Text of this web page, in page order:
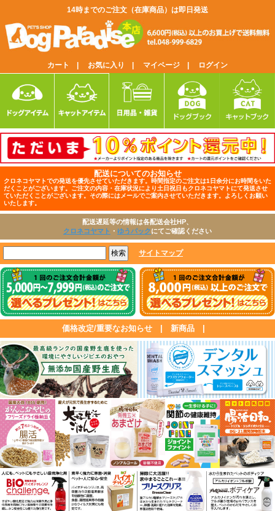
14時までのご注文（在庫商品）は即日発送
カート | お気に入り | マイページ | ログイン
配送についてのお知らせ
クロネコヤマトでの発送を優先させていただきます。時間指定のご注文は1日余分にお時間をいた
だくことがございます。ご注文の内容・在庫状況により土日祝日もクロネコヤマトにて発送させ
ていただくことがございます。その際にはメールでご案内させていただきます。よろしくお願い
いたします。
配送遅延等の情報は各配送会社HP、
クロネコヤマト ・ ゆうパックにてご確認ください
サイトマップ
価格改定/重要なお知らせ 新商品